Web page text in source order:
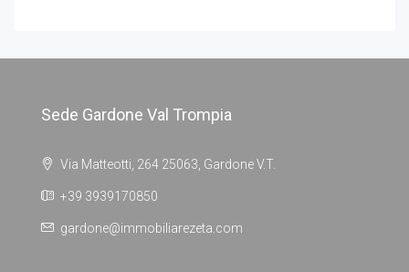
Sede Gardone Val Trompia
Via Matteotti, 264 25063, Gardone V.T.
+39 3939170850
gardone@immobiliarezeta.com